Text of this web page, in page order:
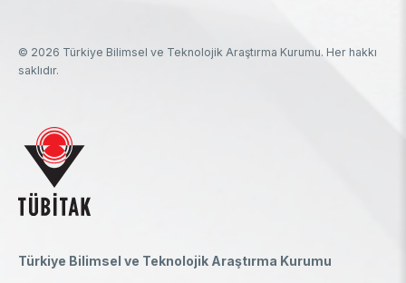
© 2026 Türkiye Bilimsel ve Teknolojik Araştırma Kurumu. Her hakkı
saklıdır.
Türkiye Bilimsel ve Teknolojik Araştırma Kurumu